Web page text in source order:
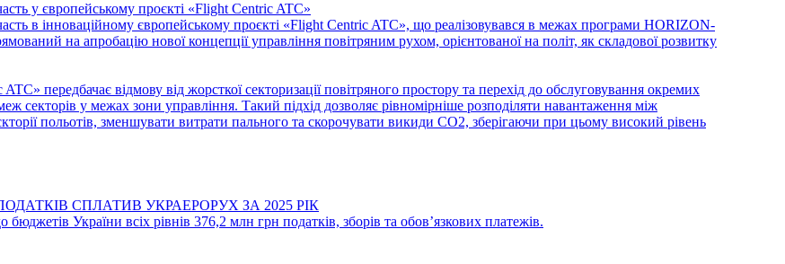
у європейському проєкті «Flight Centric ATC»
в інноваційному європейському проєкті «Flight Centric ATC», що реалізовувався в межах програми HORIZON-
на апробацію нової концепції управління повітряним рухом, орієнтованої на політ, як складової розвитку
передбачає відмову від жорсткої секторизації повітряного простору та перехід до обслуговування окремих
секторів у межах зони управління. Такий підхід дозволяє рівномірніше розподіляти навантаження між
польотів, зменшувати витрати пального та скорочувати викиди CO2, зберігаючи при цьому високий рівень
ПОДАТКІВ СПЛАТИВ УКРАЕРОРУХ ЗА 2025 РІК
бюджетів України всіх рівнів 376,2 млн грн податків, зборів та обов’язкових платежів.